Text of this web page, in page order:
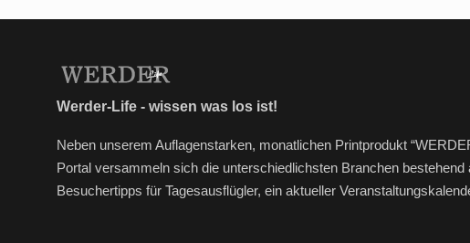
Werder-Life - wissen was los ist!
Neben unserem Auflagenstarken, monatlichen Printprodukt
Portal versammeln sich die unterschiedlichsten Branchen
Besuchertipps für Tagesausflügler, ein aktueller